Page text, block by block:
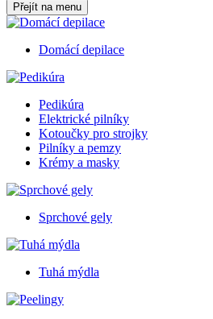
Přejít na menu
Domácí depilace
Pedikúra
Elektrické pilníky
Kotoučky pro strojky
Pilníky a pemzy
Krémy a masky
Sprchové gely
Tuhá mýdla